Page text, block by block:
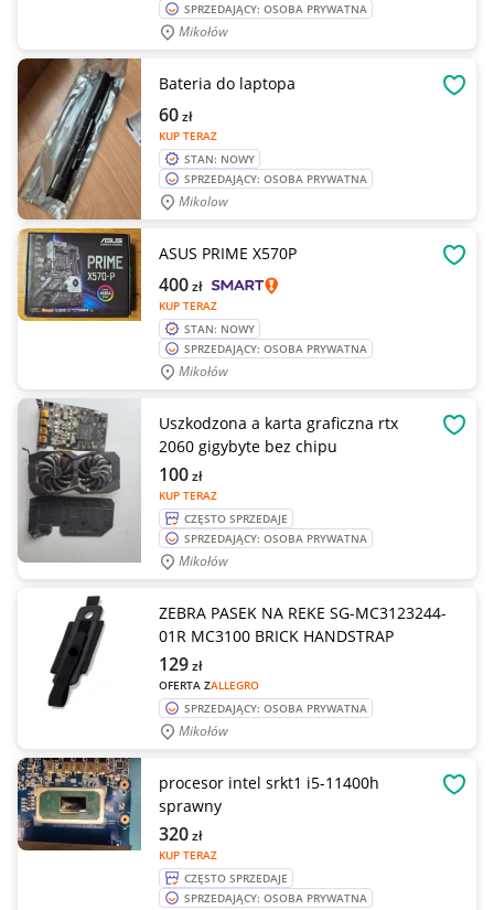
SPRZEDAJĄCY: OSOBA PRYWATNA
Mikołów
Bateria do laptopa
KUP TERAZ
60zł
STAN: NOWY
SPRZEDAJĄCY: OSOBA PRYWATNA
Mikolow
ASUS PRIME X570P
KUP TERAZ
400zł
STAN: NOWY
SPRZEDAJĄCY: OSOBA PRYWATNA
Mikołów
Uszkodzona a karta graficzna rtx
2060 gigybyte bez chipu
KUP TERAZ
100zł
CZĘSTO SPRZEDAJE
SPRZEDAJĄCY: OSOBA PRYWATNA
Mikołów
ZEBRA PASEK NA REKE SG-MC3123244-
01R MC3100 BRICK HANDSTRAP
OFERTA ZALLEGRO
129zł
SPRZEDAJĄCY: OSOBA PRYWATNA
Mikołów
procesor intel srkt1 i5-11400h
sprawny
KUP TERAZ
320zł
CZĘSTO SPRZEDAJE
SPRZEDAJĄCY: OSOBA PRYWATNA